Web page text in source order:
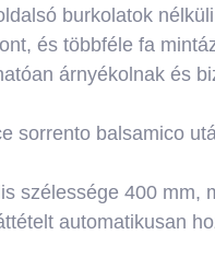
burkolatok nélküli
és többféle fa
árnyékolnak és
sorrento balsamico
szélessége 400
automatikusan